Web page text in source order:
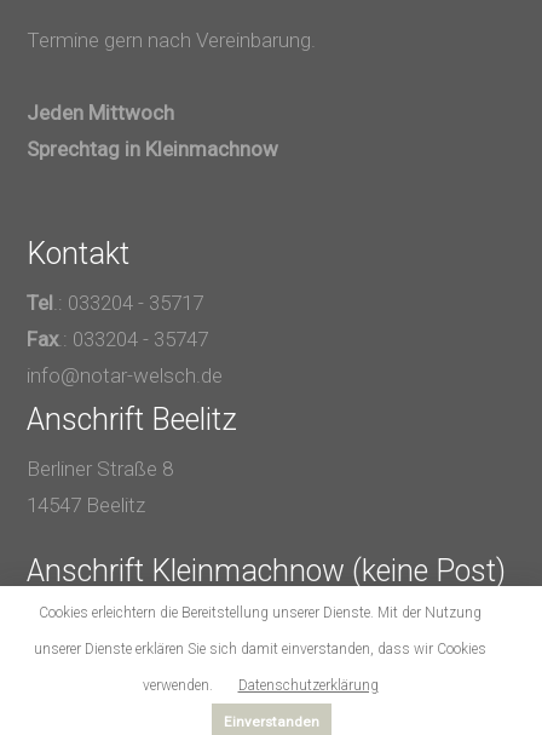
Termine gern nach Vereinbarung.
Jeden Mittwoch
Sprechtag in Kleinmachnow
Kontakt
Tel .: 033204 - 35717
Fax.: 033204 - 35747
info@notar-welsch.de
Anschrift Beelitz
Berliner Straße 8
14547 Beelitz
Anschrift Kleinmachnow (keine Post)
Karl-Marx-Straße 20
14532 Kleinmachnow
Cookies erleichtern die Bereitstellung unserer Dienste. Mit der Nutzung
unserer Dienste erklären Sie sich damit einverstanden, dass wir Cookies
verwenden. Datenschutzerklärung
Einverstanden